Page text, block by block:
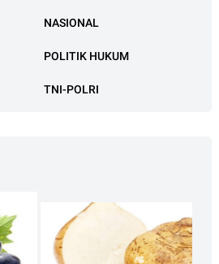
NASIONAL
POLITIK HUKUM
TNI-POLRI